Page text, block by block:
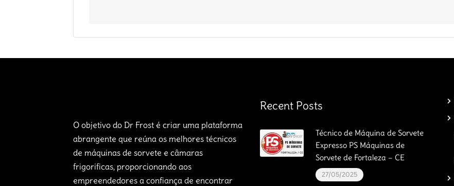
O objetivo do Dr Frost é criar uma plataforma
abrangente que reúna os melhores técnicos
de máquinas de sorvete e câmaras
frigorificas, proporcionando aos
empreendedores a confiança de encontrar
Recent Posts
Técnico de Máquina de Sorvete
Expresso PS Máquinas de
Sorvete de Fortaleza – CE
27/05/2025